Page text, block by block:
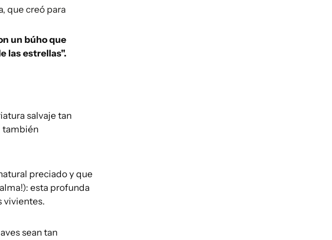
, que creó para
un búho que
las estrellas".
salvaje tan
también
preciado y que
esta profunda
vivientes.
sean tan